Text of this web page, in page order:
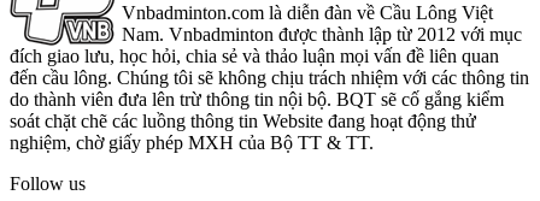
Vnbadminton.com là diễn đàn về Cầu Lông Việt
Nam. Vnbadminton được thành lập từ 2012 với mục
đích giao lưu, học hỏi, chia sẻ và thảo luận mọi vấn đề liên quan
đến cầu lông. Chúng tôi sẽ không chịu trách nhiệm với các thông tin
do thành viên đưa lên trừ thông tin nội bộ. BQT sẽ cố gắng kiểm
soát chặt chẽ các luồng thông tin Website đang hoạt động thử
nghiệm, chờ giấy phép MXH của Bộ TT & TT.
Follow us